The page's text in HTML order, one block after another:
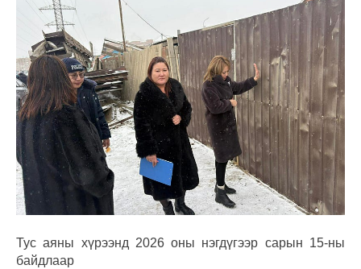
Тус аяны хүрээнд 2026 оны нэгдүгээр сарын 15-ны
байдлаар